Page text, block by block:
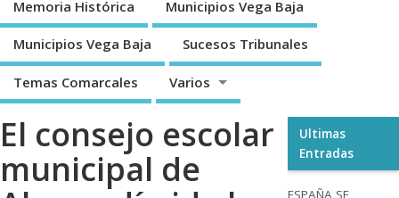
Memoria Histórica Municipios Vega Baja
Municipios Vega Baja Sucesos Tribunales
Temas Comarcales Varios
El consejo escolar
municipal de
Ultimas
Entradas
ESPAÑA SE